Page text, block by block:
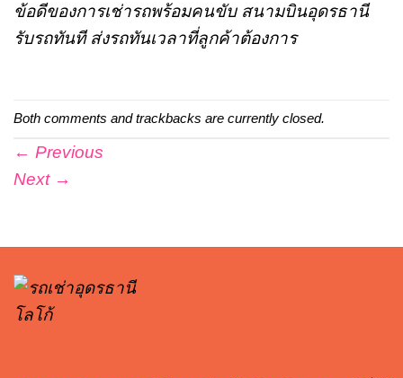
ข้อดีของการเช่ารถพร้อมคนขับ สนามบินอุดรธานี
รับรถทันที ส่งรถทันเวลาที่ลูกค้าต้องการ
Both comments and trackbacks are currently closed.
← Previous
Next →